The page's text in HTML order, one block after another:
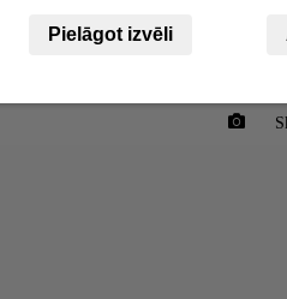
Pielāgot izvēli